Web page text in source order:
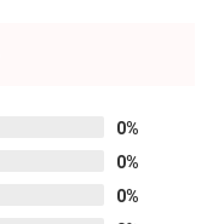
0%
0%
0%